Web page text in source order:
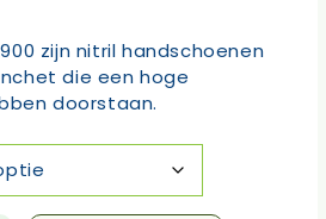
zijn nitril handschoenen
die een hoge
doorstaan.